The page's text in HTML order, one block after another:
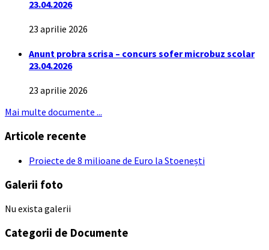
23.04.2026
23 aprilie 2026
Anunt probra scrisa – concurs sofer microbuz scolar
23.04.2026
23 aprilie 2026
Mai multe documente ...
Articole recente
Proiecte de 8 milioane de Euro la Stoenești
Galerii foto
Nu exista galerii
Categorii de Documente